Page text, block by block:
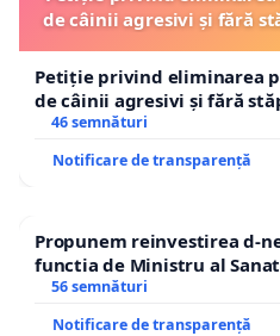
de câinii agresivi și fără
Petiție privind eliminarea
de câinii agresivi și fără
46 semnături
Notificare de transparență
Propunem reinvestirea d-
functia de Ministru al
56 semnături
Notificare de transparență